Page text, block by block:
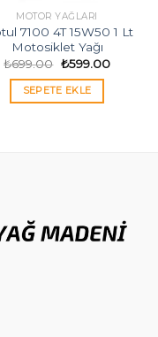
MOTOR YAĞLARI
7100 4T 15W50 1 Lt
Motosiklet Yağı
₺699.00 Orijinal
₺699.00.
₺599.00Şu
SEPETE EKLE